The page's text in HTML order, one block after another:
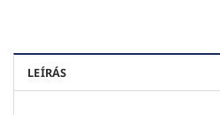
LEÍRÁS